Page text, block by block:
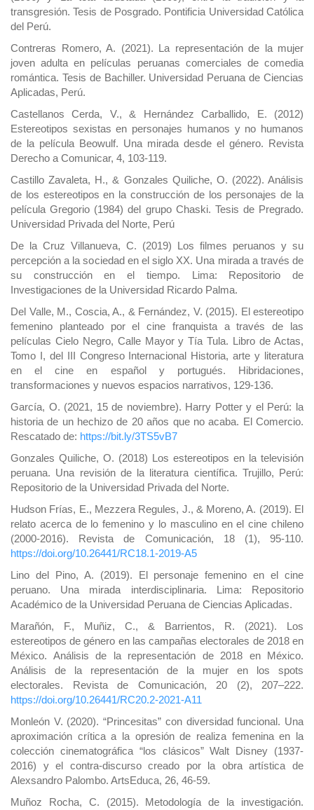
transgresión. Tesis de Posgrado. Pontificia Universidad Católica
del Perú.
Contreras Romero, A. (2021). La representación de la mujer
joven adulta en películas peruanas comerciales de comedia
romántica. Tesis de Bachiller. Universidad Peruana de Ciencias
Aplicadas, Perú.
Castellanos Cerda, V., & Hernández Carballido, E. (2012)
Estereotipos sexistas en personajes humanos y no humanos
de la película Beowulf. Una mirada desde el género. Revista
Derecho a Comunicar, 4, 103-119.
Castillo Zavaleta, H., & Gonzales Quiliche, O. (2022). Análisis
de los estereotipos en la construcción de los personajes de la
película Gregorio (1984) del grupo Chaski. Tesis de Pregrado.
Universidad Privada del Norte, Perú
De la Cruz Villanueva, C. (2019) Los filmes peruanos y su
percepción a la sociedad en el siglo XX. Una mirada a través de
su construcción en el tiempo. Lima: Repositorio de
Investigaciones de la Universidad Ricardo Palma.
Del Valle, M., Coscia, A., & Fernández, V. (2015). El estereotipo
femenino planteado por el cine franquista a través de las
películas Cielo Negro, Calle Mayor y Tía Tula. Libro de Actas,
Tomo I, del III Congreso Internacional Historia, arte y literatura
en el cine en español y portugués. Hibridaciones,
transformaciones y nuevos espacios narrativos, 129-136.
García, O. (2021, 15 de noviembre). Harry Potter y el Perú: la
historia de un hechizo de 20 años que no acaba. El Comercio.
Rescatado de: https://bit.ly/3TS5vB7
Gonzales Quiliche, O. (2018) Los estereotipos en la televisión
peruana. Una revisión de la literatura científica. Trujillo, Perú:
Repositorio de la Universidad Privada del Norte.
Hudson Frías, E., Mezzera Regules, J., & Moreno, A. (2019). El
relato acerca de lo femenino y lo masculino en el cine chileno
(2000-2016). Revista de Comunicación, 18 (1), 95-110.
https://doi.org/10.26441/RC18.1-2019-A5
Lino del Pino, A. (2019). El personaje femenino en el cine
peruano. Una mirada interdisciplinaria. Lima: Repositorio
Académico de la Universidad Peruana de Ciencias Aplicadas.
Marañón, F., Muñiz, C., & Barrientos, R. (2021). Los
estereotipos de género en las campañas electorales de 2018 en
México. Análisis de la representación de 2018 en México.
Análisis de la representación de la mujer en los spots
electorales. Revista de Comunicación, 20 (2), 207–222.
https://doi.org/10.26441/RC20.2-2021-A11
Monleón V. (2020). “Princesitas” con diversidad funcional. Una
aproximación crítica a la opresión de realiza femenina en la
colección cinematográfica “los clásicos” Walt Disney (1937-
2016) y el contra-discurso creado por la obra artística de
Alexsandro Palombo. ArtsEduca, 26, 46-59.
Muñoz Rocha, C. (2015). Metodología de la investigación.